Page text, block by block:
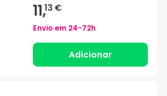
11,13 €
Envio em 24-72h
Adicionar